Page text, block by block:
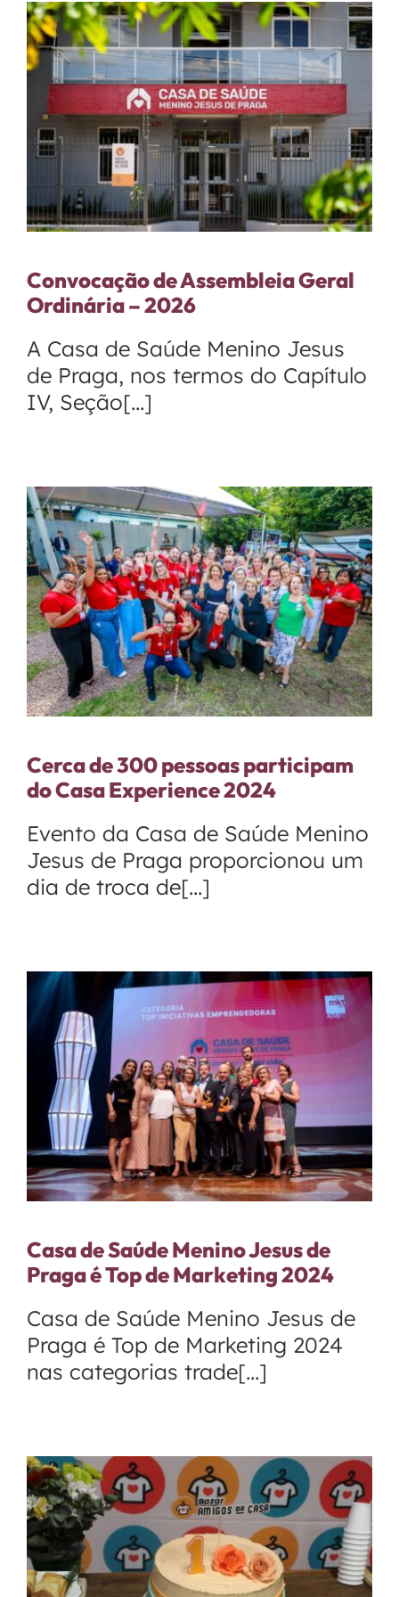
Fale Conosco
Convocação de Assembleia Geral
Ordinária – 2026
A Casa de Saúde Menino Jesus
de Praga, nos termos do Capítulo
IV, Seção[...]
Cerca de 300 pessoas participam
do Casa Experience 2024
Evento da Casa de Saúde Menino
Jesus de Praga proporcionou um
dia de troca de[...]
Casa de Saúde Menino Jesus de
Praga é Top de Marketing 2024
Casa de Saúde Menino Jesus de
Praga é Top de Marketing 2024
nas categorias trade[...]